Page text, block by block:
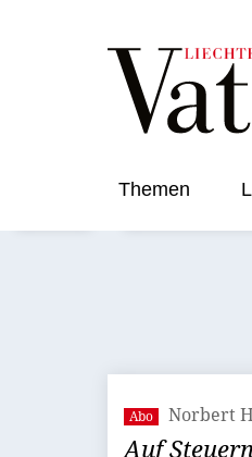
Themen
Abo Norbert
Auf